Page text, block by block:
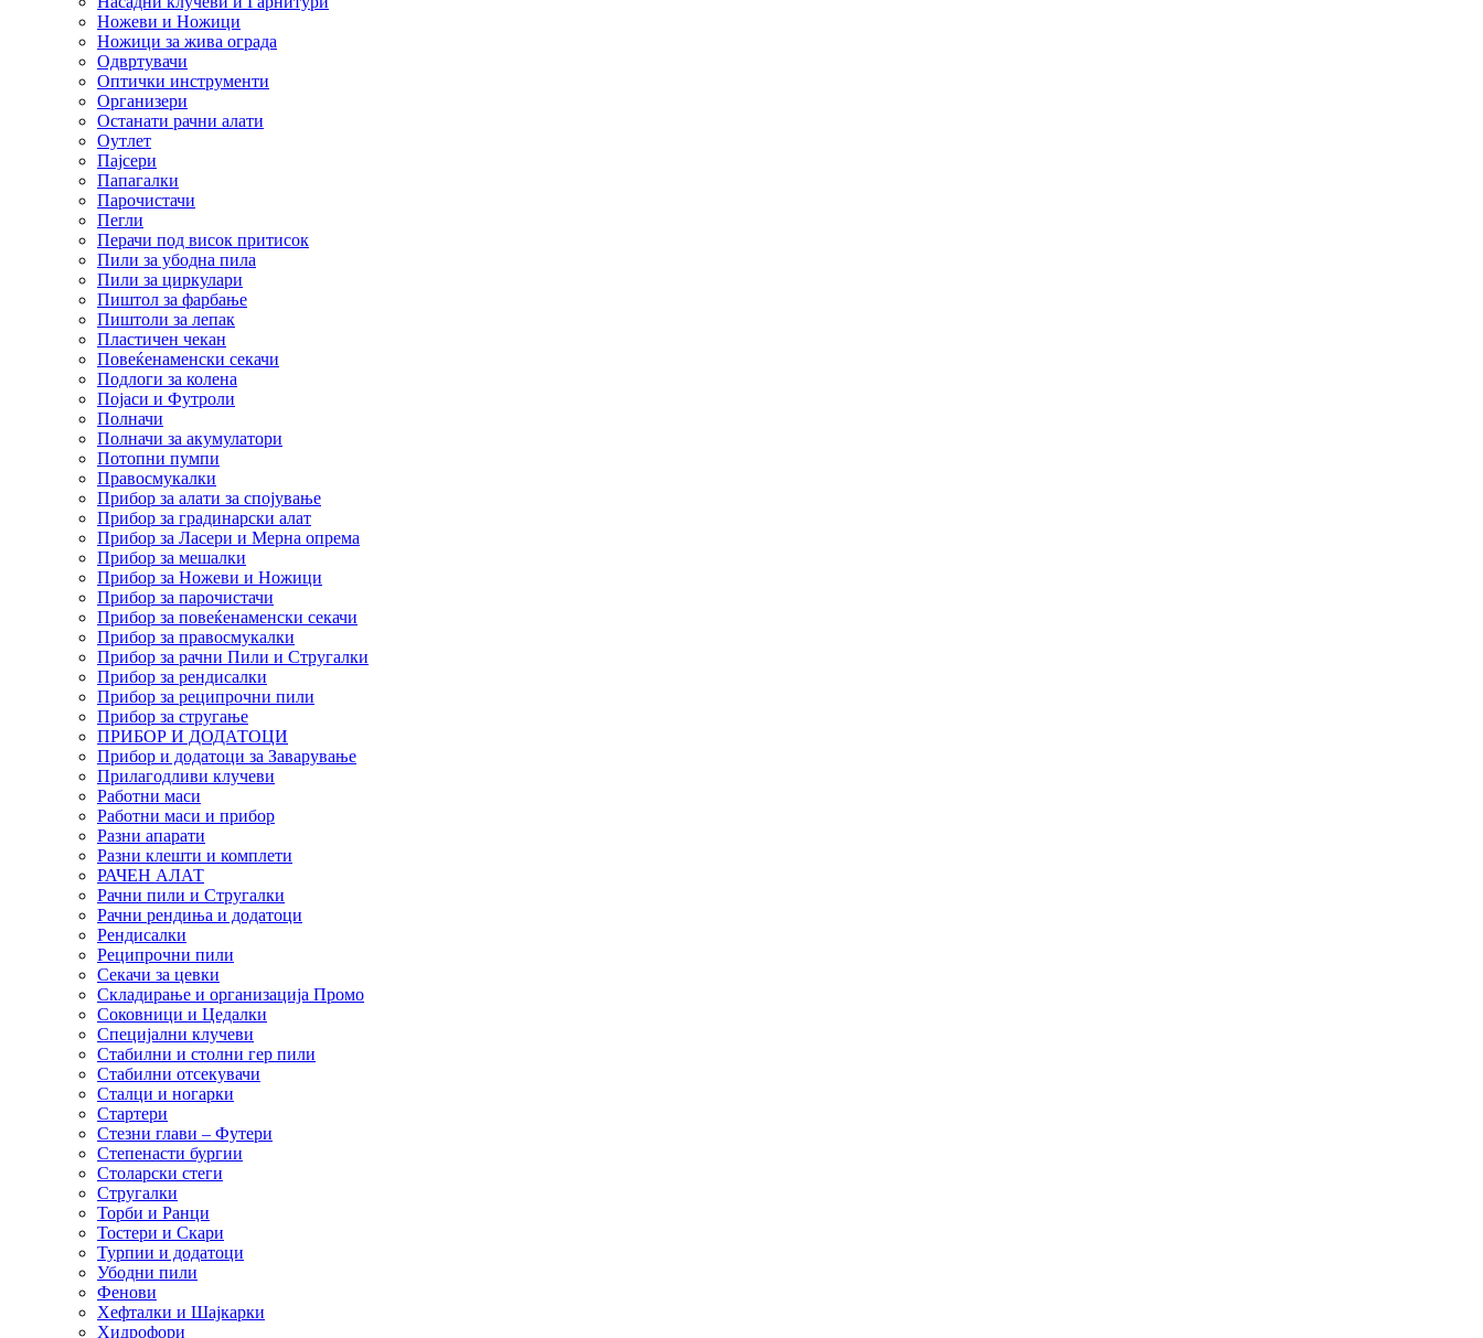
Ножеви и Ножици
Ножици за жива ограда
Одвртувачи
Оптички инструменти
Организери
Останати рачни алати
Оутлет
Пајсери
Папагалки
Парочистачи
Пегли
Перачи под висок притисок
Пили за убодна пила
Пили за циркулари
Пиштол за фарбање
Пиштоли за лепак
Пластичен чекан
Повеќенаменски секачи
Подлоги за колена
Појаси и Футроли
Полначи
Полначи за акумулатори
Потопни пумпи
Правосмукалки
Прибор за алати за спојување
Прибор за градинарски алат
Прибор за Ласери и Мерна опрема
Прибор за мешалки
Прибор за Ножеви и Ножици
Прибор за парочистачи
Прибор за повеќенаменски секачи
Прибор за правосмукалки
Прибор за рачни Пили и Стругалки
Прибор за рендисалки
Прибор за реципрочни пили
Прибор за стругање
ПРИБОР И ДОДАТОЦИ
Прибор и додатоци за Заварување
Прилагодливи клучеви
Работни маси
Работни маси и прибор
Разни апарати
Разни клешти и комплети
РАЧЕН АЛАТ
Рачни пили и Стругалки
Рачни рендиња и додатоци
Рендисалки
Реципрочни пили
Секачи за цевки
Складирање и организација Промо
Соковници и Цедалки
Специјални клучеви
Стабилни и столни гер пили
Стабилни отсекувачи
Сталци и ногарки
Стартери
Стезни глави – Футери
Степенасти бургии
Столарски стеги
Стругалки
Торби и Ранци
Тостери и Скари
Турпии и додатоци
Убодни пили
Фенови
Хефталки и Шајкарки
Хидрофори